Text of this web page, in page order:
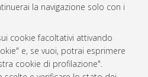
la navigazione solo con i
cookie facoltativi attivando
e, se vuoi, potrai esprimere
cookie di profilazione".